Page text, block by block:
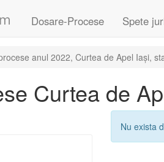
Dosare-Procese Spete
anul 2022, Curtea de Apel Iași,
Curtea de
Nu exista